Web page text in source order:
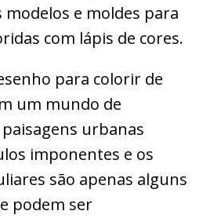
e moldes para
com lápis de cores.
para colorir de
um mundo de
urbanas
imponentes e os
são apenas alguns
podem ser